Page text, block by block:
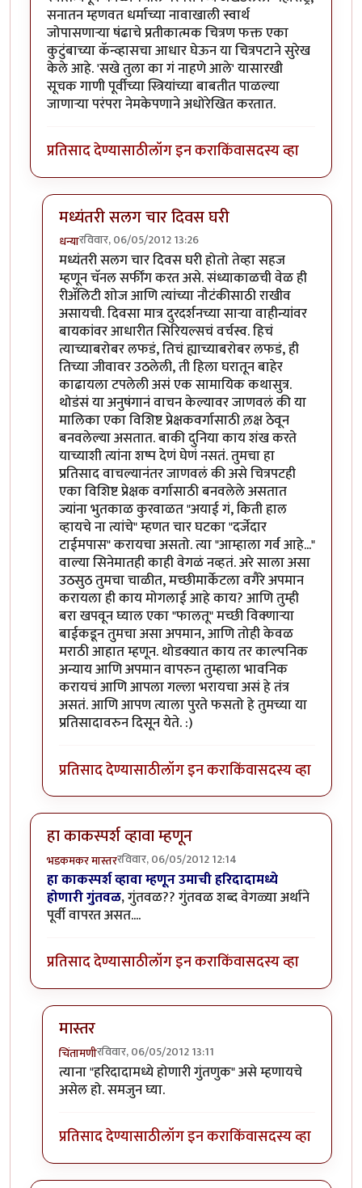
सनातन म्हणवत धर्माच्या नावाखाली स्वार्थ
जोपासणार्‍या षंढाचे प्रतीकात्मक चित्रण फक्त एका
कुटुंबाच्या कॅन्व्हासचा आधार घेऊन या चित्रपटाने सुरेख
केले आहे. 'सखे तुला का गं नाहणे आले' यासारखी
सूचक गाणी पूर्वीच्या स्त्रियांच्या बाबतीत पाळल्या
जाणार्‍या परंपरा नेमकेपणाने अधोरेखित करतात.
प्रतिसाद देण्यासाठीलॉग इन कराकिंवासदस्य व्हा
मध्यंतरी सलग चार दिवस घरी
धन्यारविवार, 06/05/2012 13:26
In reply toकाकस्पर्श' परंपरा, वचन,byअविनाशकुलकर्णी
मध्यंतरी सलग चार दिवस घरी होतो तेव्हा सहज
म्हणून चॅनल सर्फींग करत असे. संध्याकाळची वेळ ही
रीअ‍ॅलिटी शोज आणि त्यांच्या नौटंकीसाठी राखीव
असायची. दिवसा मात्र दुरदर्शनच्या सार्‍या वाहीन्यांवर
बायकांवर आधारीत सिरियल्सचं वर्चस्व. हिचं
त्याच्याबरोबर लफडं, तिचं ह्याच्याबरोबर लफडं, ही
तिच्या जीवावर उठलेली, ती हिला घरातून बाहेर
काढायला टपलेली असं एक सामायिक कथासुत्र.
थोडंसं या अनुषंगानं वाचन केल्यावर जाणवलं की या
मालिका एका विशिष्ट प्रेक्षकवर्गासाठी ल़क्ष ठेवून
बनवलेल्या असतात. बाकी दुनिया काय शंख करते
याच्याशी त्यांना शष्प देणं घेणं नसतं. तुमचा हा
प्रतिसाद वाचल्यानंतर जाणवलं की असे चित्रपटही
एका विशिष्ट प्रेक्षक वर्गासाठी बनवलेले असतात
ज्यांना भुतकाळ कुरवाळत "अयाई गं, किती हाल
व्हायचे ना त्यांचे" म्हणत चार घटका "दर्जेदार
टाईमपास" करायचा असतो. त्या "आम्हाला गर्व आहे..."
वाल्या सिनेमातही काही वेगळं नव्हतं. अरे साला असा
उठसुठ तुमचा चाळीत, मच्छीमार्केटला वगैरे अपमान
करायला ही काय मोगलाई आहे काय? आणि तुम्ही
बरा खपवून घ्याल एका "फालतू" मच्छी विक्णार्‍या
बाईकडून तुमचा असा अपमान, आणि तोही केवळ
मराठी आहात म्हणून. थोडक्यात काय तर काल्पनिक
अन्याय आणि अपमान वापरुन तुम्हाला भावनिक
करायचं आणि आपला गल्ला भरायचा असं हे तंत्र
असतं. आणि आपण त्याला पुरते फसतो हे तुमच्या या
प्रतिसादावरुन दिसून येते. :)
प्रतिसाद देण्यासाठीलॉग इन कराकिंवासदस्य व्हा
हा काकस्पर्श व्हावा म्हणून
भडकमकर मास्तररविवार, 06/05/2012 12:14
हा काकस्पर्श व्हावा म्हणून उमाची हरिदादामध्ये
होणारी गुंतवळ,गुंतवळ?? गुंतवळ शब्द वेगळ्या अर्थाने
पूर्वी वापरत असत....
प्रतिसाद देण्यासाठीलॉग इन कराकिंवासदस्य व्हा
मास्तर
चिंतामणीरविवार, 06/05/2012 13:11
In reply toहा काकस्पर्श व्हावा म्हणूनbyभडकमकर मास्तर
त्याना "हरिदादामध्ये होणारी गुंतणुक" असे म्हणायचे
असेल हो. समजुन घ्या.
प्रतिसाद देण्यासाठीलॉग इन कराकिंवासदस्य व्हा